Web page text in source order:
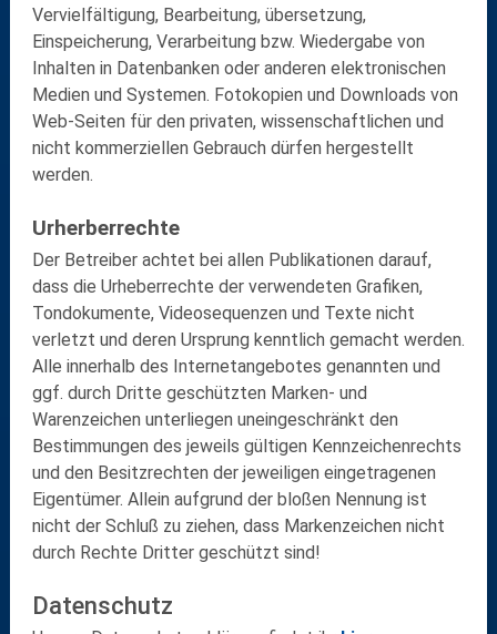
Vervielfältigung, Bearbeitung, übersetzung,
Einspeicherung, Verarbeitung bzw. Wiedergabe von
Inhalten in Datenbanken oder anderen elektronischen
Medien und Systemen. Fotokopien und Downloads von
Web-Seiten für den privaten, wissenschaftlichen und
nicht kommerziellen Gebrauch dürfen hergestellt
werden.
Urherberrechte
Der Betreiber achtet bei allen Publikationen darauf,
dass die Urheberrechte der verwendeten Grafiken,
Tondokumente, Videosequenzen und Texte nicht
verletzt und deren Ursprung kenntlich gemacht werden.
Alle innerhalb des Internetangebotes genannten und
ggf. durch Dritte geschützten Marken- und
Warenzeichen unterliegen uneingeschränkt den
Bestimmungen des jeweils gültigen Kennzeichenrechts
und den Besitzrechten der jeweiligen eingetragenen
Eigentümer. Allein aufgrund der bloßen Nennung ist
nicht der Schluß zu ziehen, dass Markenzeichen nicht
durch Rechte Dritter geschützt sind!
Datenschutz